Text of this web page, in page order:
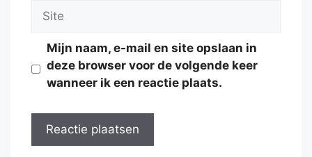
Site
Mijn naam, e-mail en site opslaan in
deze browser voor de volgende keer
wanneer ik een reactie plaats.